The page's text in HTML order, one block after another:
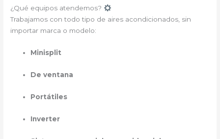
¿Qué equipos atendemos?
Trabajamos con todo tipo de aires acondicionados, sin
importar marca o modelo:
Minisplit
De ventana
Portátiles
Inverter